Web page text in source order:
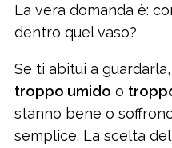
La vera domanda è:
dentro quel vaso?
Se ti abitui a
troppo umido o
stanno bene o
semplice. La scelta